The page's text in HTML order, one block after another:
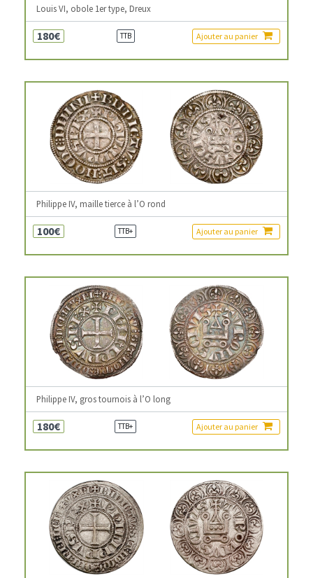
Louis VI, obole 1er type, Dreux
180€ TTB Ajouter au panier
Philippe IV, maille tierce à l’O rond
100€ TTB+ Ajouter au panier
Philippe IV, gros tournois à l’O long
180€ TTB+ Ajouter au panier